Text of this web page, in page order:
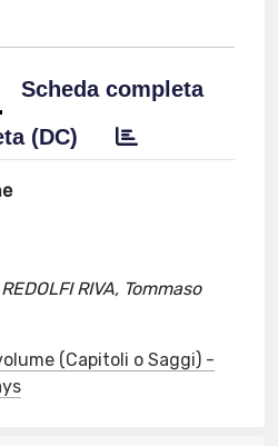
Scheda completa
(DC)
RIVA, Tommaso
(Capitoli o Saggi) -